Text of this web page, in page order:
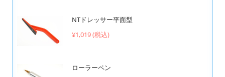
NTドレッサー平面型
¥1,019 (税込)
ローラーペン